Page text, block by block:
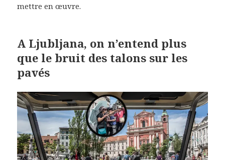
mettre en œuvre.
A Ljubljana, on n’entend plus
que le bruit des talons sur les
pavés